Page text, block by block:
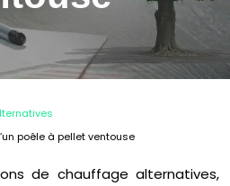
poêle à pellet ventouse
de chauffage alternatives,